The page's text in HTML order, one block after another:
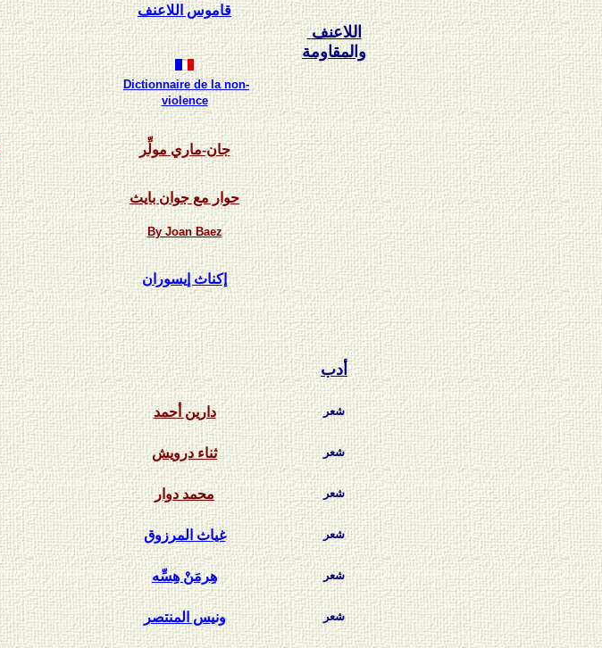
قاموس اللاعنف
اللاعنف
والمقاومة
Dictionnaire de la non-
violence
جان-ماري مولِّر
حوار مع جوان بايث
By Joan Baez
إكناث إيسوران
أدب
دارين أحمد شعر
ثناء درويش شعر
محمد دوار شعر
غياث المرزوق شعر
هِرمَنْ هِسِّه شعر
ونيس المنتصر شعر